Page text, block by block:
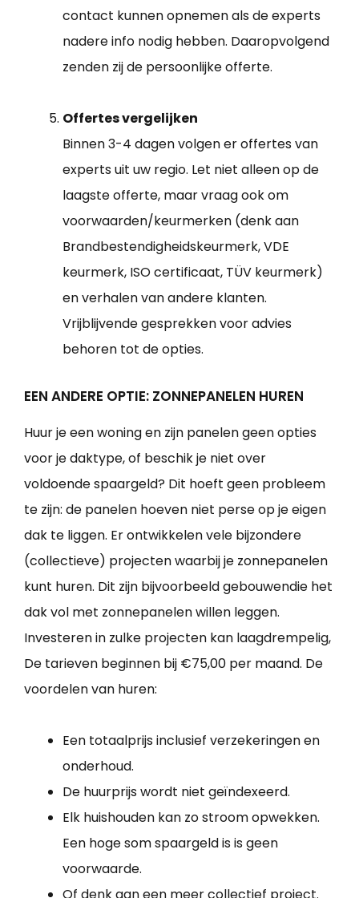
contact kunnen opnemen als de experts
nadere info nodig hebben. Daaropvolgend
zenden zij de persoonlijke offerte.
Offertes vergelijken
Binnen 3-4 dagen volgen er offertes van
experts uit uw regio. Let niet alleen op de
laagste offerte, maar vraag ook om
voorwaarden/keurmerken (denk aan
Brandbestendigheidskeurmerk, VDE
keurmerk, ISO certificaat, TÜV keurmerk)
en verhalen van andere klanten.
Vrijblijvende gesprekken voor advies
behoren tot de opties.
EEN ANDERE OPTIE: ZONNEPANELEN HUREN
Huur je een woning en zijn panelen geen opties
voor je daktype, of beschik je niet over
voldoende spaargeld? Dit hoeft geen probleem
te zijn: de panelen hoeven niet perse op je eigen
dak te liggen. Er ontwikkelen vele bijzondere
(collectieve) projecten waarbij je zonnepanelen
kunt huren. Dit zijn bijvoorbeeld gebouwendie het
dak vol met zonnepanelen willen leggen.
Investeren in zulke projecten kan laagdrempelig,
De tarieven beginnen bij €75,00 per maand. De
voordelen van huren:
Een totaalprijs inclusief verzekeringen en
onderhoud.
De huurprijs wordt niet geïndexeerd.
Elk huishouden kan zo stroom opwekken.
Een hoge som spaargeld is is geen
voorwaarde.